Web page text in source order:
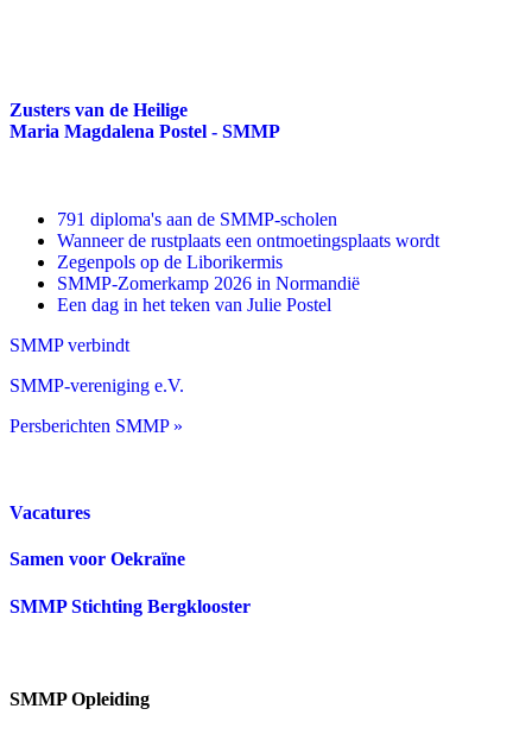
Zusters van de Heilige
Maria Magdalena Postel - SMMP
791 diploma's aan de SMMP-scholen
Wanneer de rustplaats een ontmoetingsplaats wordt
Zegenpols op de Liborikermis
SMMP-Zomerkamp 2026 in Normandië
Een dag in het teken van Julie Postel
SMMP verbindt
SMMP-vereniging e.V.
Persberichten SMMP »
Vacatures
Samen voor Oekraïne
SMMP Stichting Bergklooster
SMMP Opleiding